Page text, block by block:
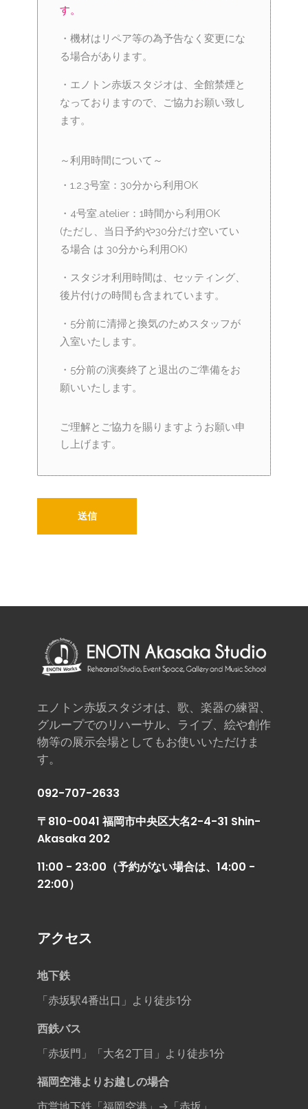
す。
・機材はリペア等の為予告なく変更にな
る場合があります。
・エノトン赤坂スタジオは、全館禁煙と
なっておりますので、ご協力お願い致し
ます。
～利用時間について～
・1.2.3号室：30分から利用OK
・4号室.atelier：1時間から利用OK
(ただし、当日予約や30分だけ空いてい
る場合 は 30分から利用OK)
・スタジオ利用時間は、セッティング、
後片付けの時間も含まれています。
・5分前に清掃と換気のためスタッフが
入室いたします。
・5分前の演奏終了と退出のご準備をお
願いいたします。
ご理解とご協力を賜りますようお願い申
し上げます。
エノトン赤坂スタジオは、歌、楽器の練習、
グループでのリハーサル、ライブ、絵や創作
物等の展示会場としてもお使いいただけま
す。
092-707-2633
〒810-0041 福岡市中央区大名2-4-31 Shin-
Akasaka 202
11:00 - 23:00（予約がない場合は、14:00 -
22:00）
アクセス
地下鉄
「赤坂駅4番出口」より徒歩1分
西鉄バス
「赤坂門」「大名2丁目」より徒歩1分
福岡空港よりお越しの場合